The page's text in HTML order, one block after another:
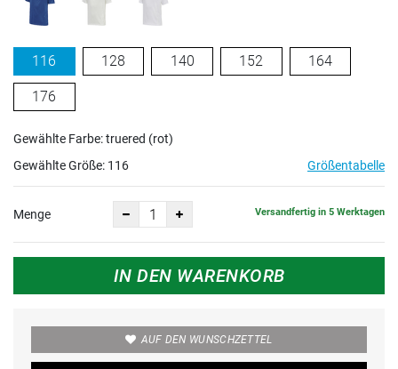
116 128 140 152 164
176
Gewählte Farbe: truered (rot)
Gewählte Größe: 116 Größentabelle
Menge Versandfertig in 5 Werktagen
IN DEN WARENKORB
AUF DEN WUNSCHZETTEL